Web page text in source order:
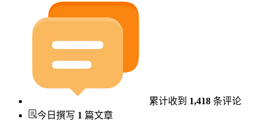
累计收到 1,418 条评论
今日撰写 1 篇文章